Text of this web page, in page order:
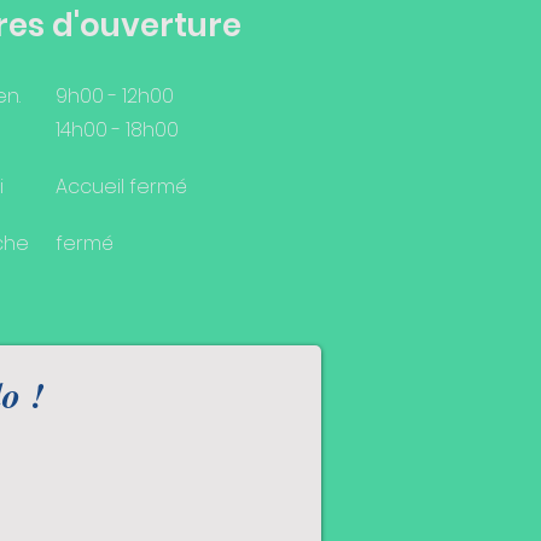
d'ouverture
9h00 - 12h00
14h00 - 18h00
Accueil fermé
fermé
!